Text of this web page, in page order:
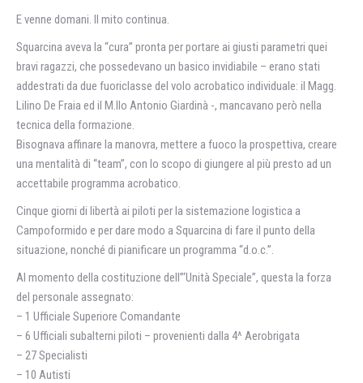
E venne domani. Il mito continua.
Squarcina aveva la “cura” pronta per portare ai giusti parametri quei
bravi ragazzi, che possedevano un basico invidiabile – erano stati
addestrati da due fuoriclasse del volo acrobatico individuale: il Magg.
Lilino De Fraia ed il M.llo Antonio Giardinà -, mancavano però nella
tecnica della formazione.
Bisognava affinare la manovra, mettere a fuoco la prospettiva, creare
una mentalità di “team”, con lo scopo di giungere al più presto ad un
accettabile programma acrobatico.
Cinque giorni di libertà ai piloti per la sistemazione logistica a
Campoformido e per dare modo a Squarcina di fare il punto della
situazione, nonché di pianificare un programma “d.o.c.”.
Al momento della costituzione dell”‘Unità Speciale”, questa la forza
del personale assegnato:
– 1 Ufficiale Superiore Comandante
– 6 Ufficiali subalterni piloti – provenienti dalla 4^ Aerobrigata
– 27 Specialisti
– 10 Autisti